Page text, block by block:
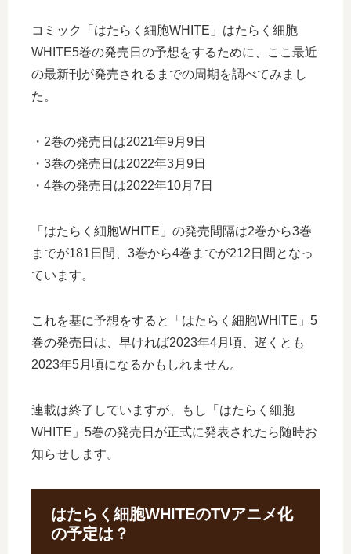
コミック「はたらく細胞WHITE」はたらく細胞
WHITE5巻の発売日の予想をするために、ここ最近
の最新刊が発売されるまでの周期を調べてみまし
た。
・2巻の発売日は2021年9月9日
・3巻の発売日は2022年3月9日
・4巻の発売日は2022年10月7日
「はたらく細胞WHITE」の発売間隔は2巻から3巻
までが181日間、3巻から4巻までが212日間となっ
ています。
これを基に予想をすると「はたらく細胞WHITE」5
巻の発売日は、早ければ2023年4月頃、遅くとも
2023年5月頃になるかもしれません。
連載は終了していますが、もし「はたらく細胞
WHITE」5巻の発売日が正式に発表されたら随時お
知らせします。
はたらく細胞WHITEのTVアニメ化
の予定は？